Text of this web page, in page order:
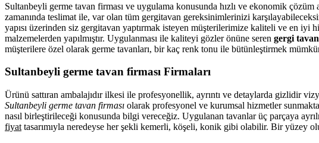
Sultanbeyli germe tavan firması ve uygulama konusunda hızlı ve ekonomik
zamanında teslimat ile, var olan tüm gergitavan gereksinimlerinizi
yapısı üzerinden siz gergitavan yaptırmak isteyen müşterilerimize kaliteli ve en
malzemelerden yapılmıştır. Uygulanması ile kaliteyi gözler önüne seren gergi tavan
müşterilere özel olarak germe tavanları, bir kaç renk tonu ile bütünleştirmek
Sultanbeyli germe tavan firması Firmaları
Ürünü sattıran ambalajıdır ilkesi ile profesyonellik, ayrıntı ve detaylarda gizlidir
Sultanbeyli germe tavan firması olarak profesyonel ve kurumsal hizmetler
nasıl birleştirileceği konusunda bilgi vereceğiz. Uygulanan tavanlar üç parçaya
fiyat tasarımıyla neredeyse her şekli kemerli, köşeli, konik gibi olabilir. Bir yüzey